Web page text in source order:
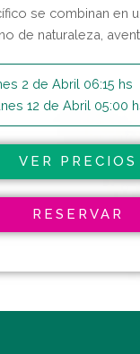
se combinan en
de naturaleza,
2 de Abril 06:15 hs
12 de Abril 05:00
VER PRECIOS
RESERVAR